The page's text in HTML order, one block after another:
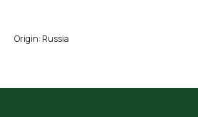
Origin: Russia